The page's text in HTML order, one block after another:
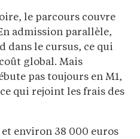
le parcours couvre
admission parallèle,
dans le cursus, ce qui
global. Mais
pas toujours en M1,
qui rejoint les frais des
et environ 38 000 euros